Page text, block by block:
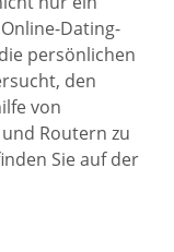
Dating-
persönlichen
den
von
Routern zu
Sie auf der